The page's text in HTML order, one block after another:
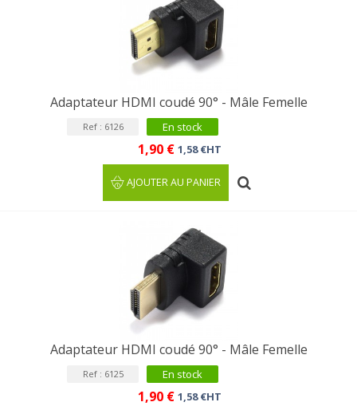
Adaptateur HDMI coudé 90° - Mâle Femelle
Ref : 6126 En stock
1,90 € 1,58 €HT
AJOUTER AU PANIER
Adaptateur HDMI coudé 90° - Mâle Femelle
Ref : 6125 En stock
1,90 € 1,58 €HT